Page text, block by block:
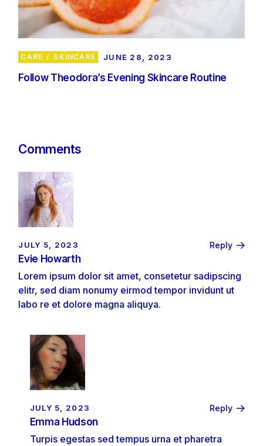
CARE SKINCARE JUNE 28, 2023
Follow Theodora’s Evening Skincare Routine
Comments
JULY 5, 2023
Evie Howarth
Lorem ipsum dolor sit amet, consetetur sadipscing
elitr, sed diam nonumy eirmod tempor invidunt ut
labo re et dolore magna aliquya.
Reply
JULY 5, 2023
Emma Hudson
Turpis egestas sed tempus urna et pharetra
Reply